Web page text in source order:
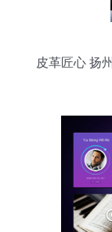
皮革匠心 扬